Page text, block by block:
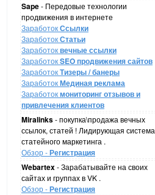
Sape- Передовые технологии
продвижения в интернете
ЗаработокСсылки
ЗаработокСтатьи
Заработоквечные ссылки
ЗаработокSEO продвижения сайтов
ЗаработокТизеры / банеры
ЗаработокМединая реклама
Заработокмониторинг отзывов и
привлечения клиентов
Miralinks- покупка\продажа вечных
ссылок, статей ! Лидирующая система
статейного маркетинга .
Обзор -Регистрация
Webartex- Зарабатывайте на своих
сайтах и группах в VK .
Обзор -Регистрация